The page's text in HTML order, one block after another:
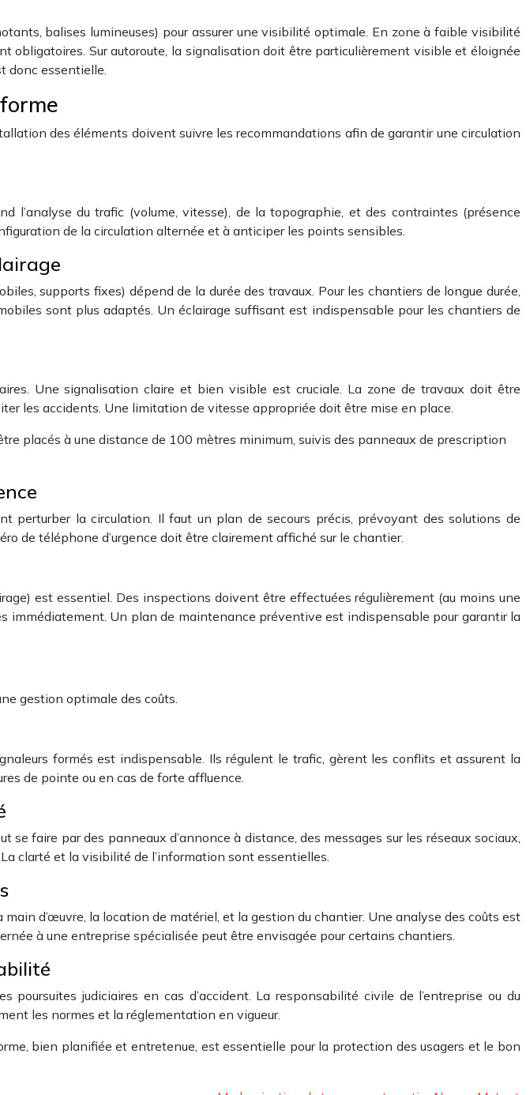
balises lumineuses) pour assurer une visibilité optimale. En zone à faible visibilité
obligatoires. Sur autoroute, la signalisation doit être particulièrement visible et éloignée
donc essentielle.
des éléments doivent suivre les recommandations afin de garantir une circulation
du trafic (volume, vitesse), de la topographie, et des contraintes (présence
de la circulation alternée et à anticiper les points sensibles.
supports fixes) dépend de la durée des travaux. Pour les chantiers de longue durée,
sont plus adaptés. Un éclairage suffisant est indispensable pour les chantiers de
Une signalisation claire et bien visible est cruciale. La zone de travaux doit être
les accidents. Une limitation de vitesse appropriée doit être mise en place.
placés à une distance de 100 mètres minimum, suivis des panneaux de prescription
perturber la circulation. Il faut un plan de secours précis, prévoyant des solutions de
de téléphone d’urgence doit être clairement affiché sur le chantier.
est essentiel. Des inspections doivent être effectuées régulièrement (au moins une
immédiatement. Un plan de maintenance préventive est indispensable pour garantir la
gestion optimale des coûts.
formés est indispensable. Ils régulent le trafic, gèrent les conflits et assurent la
de pointe ou en cas de forte affluence.
faire par des panneaux d’annonce à distance, des messages sur les réseaux sociaux,
clarté et la visibilité de l’information sont essentielles.
d’œuvre, la location de matériel, et la gestion du chantier. Une analyse des coûts est
à une entreprise spécialisée peut être envisagée pour certains chantiers.
judiciaires en cas d’accident. La responsabilité civile de l’entreprise ou du
les normes et la réglementation en vigueur.
bien planifiée et entretenue, est essentielle pour la protection des usagers et le bon